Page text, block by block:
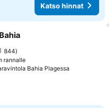
Katso hinnat
suosikkeihin
844
rannalle
Bahia Plagessa